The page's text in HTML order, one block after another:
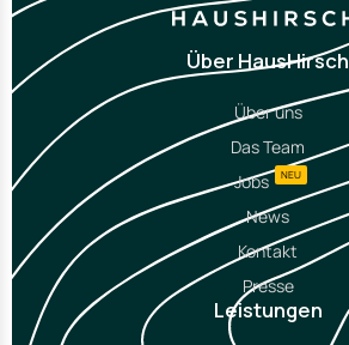
Über HausHirsch
Über uns
Das Team
Jobs
NEU
News
Kontakt
Presse
Leistungen